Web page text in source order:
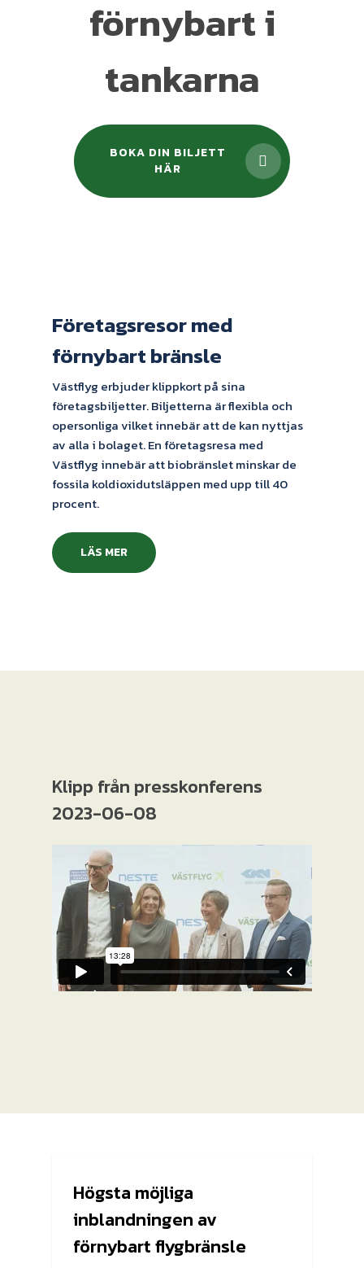
förnybart i
tankarna
BOKA DIN BILJETT
HÄR
Företagsresor med
förnybart bränsle
Västflyg erbjuder klippkort på sina
företagsbiljetter. Biljetterna är flexibla och
opersonliga vilket innebär att de kan nyttjas
av alla i bolaget. En företagsresa med
Västflyg innebär att biobränslet minskar de
fossila koldioxidutsläppen med upp till 40
procent.
LÄS MER
Klipp från presskonferens
2023-06-08
Högsta möjliga
inblandningen av
förnybart flygbränsle